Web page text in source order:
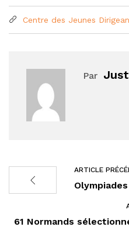
Centre des Jeunes
Par
ARTICLE
61 Normands